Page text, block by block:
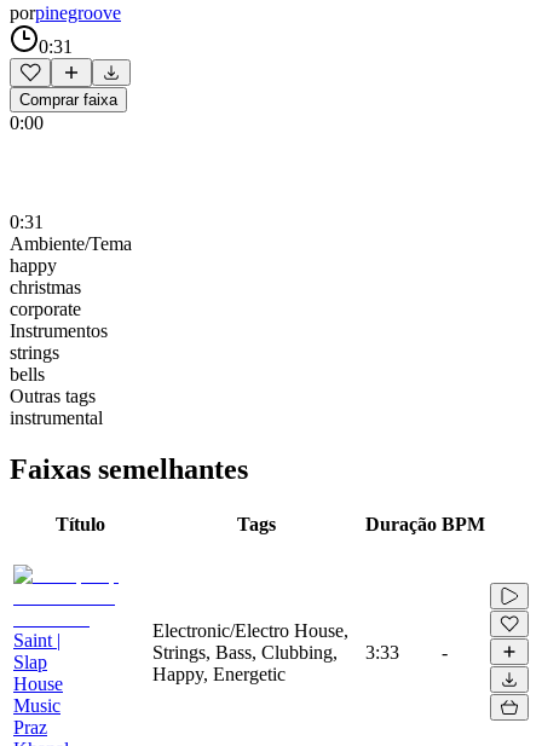
porpinegroove
0:31
Comprar faixa
0:00
0:31
Ambiente/Tema
happy
christmas
corporate
Instrumentos
strings
bells
Outras tags
instrumental
Faixas semelhantes
Título Tags Duração BPM
Saint |
Slap
House
Music
Praz
Electronic/Electro House,
Strings, Bass, Clubbing,
Happy, Energetic
3:33 -